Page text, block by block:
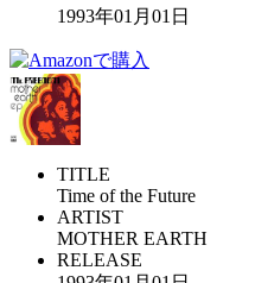
1993年01月01日
TITLE
Time of the Future
ARTIST
MOTHER EARTH
RELEASE